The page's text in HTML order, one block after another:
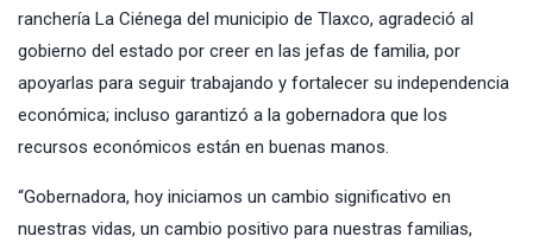
ranchería La Ciénega del municipio de Tlaxco, agradeció al
gobierno del estado por creer en las jefas de familia, por
apoyarlas para seguir trabajando y fortalecer su independencia
económica; incluso garantizó a la gobernadora que los
recursos económicos están en buenas manos.
“Gobernadora, hoy iniciamos un cambio significativo en
nuestras vidas, un cambio positivo para nuestras familias,